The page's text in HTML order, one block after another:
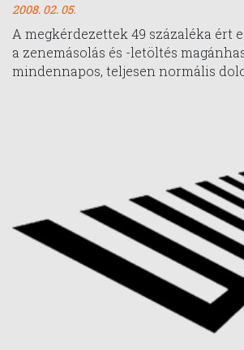
2008. 02. 05.
A megkérdezettek 49 százaléka ért
a zenemásolás és -letöltés
mindennapos, teljesen normális